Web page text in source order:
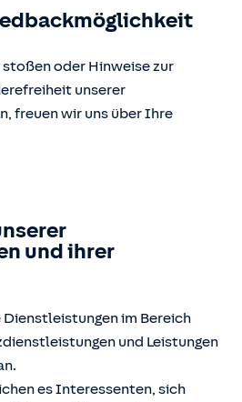
stoßen oder Hinweise zur
unserer
freuen wir uns über Ihre
und ihrer
im Bereich
und Leistungen
es Interessenten, sich